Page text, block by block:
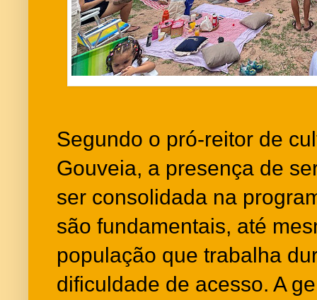
Segundo o pró-reitor de
Gouveia, a presença de
ser consolidada na
são fundamentais, até
população que trabalha
dificuldade de acesso. A